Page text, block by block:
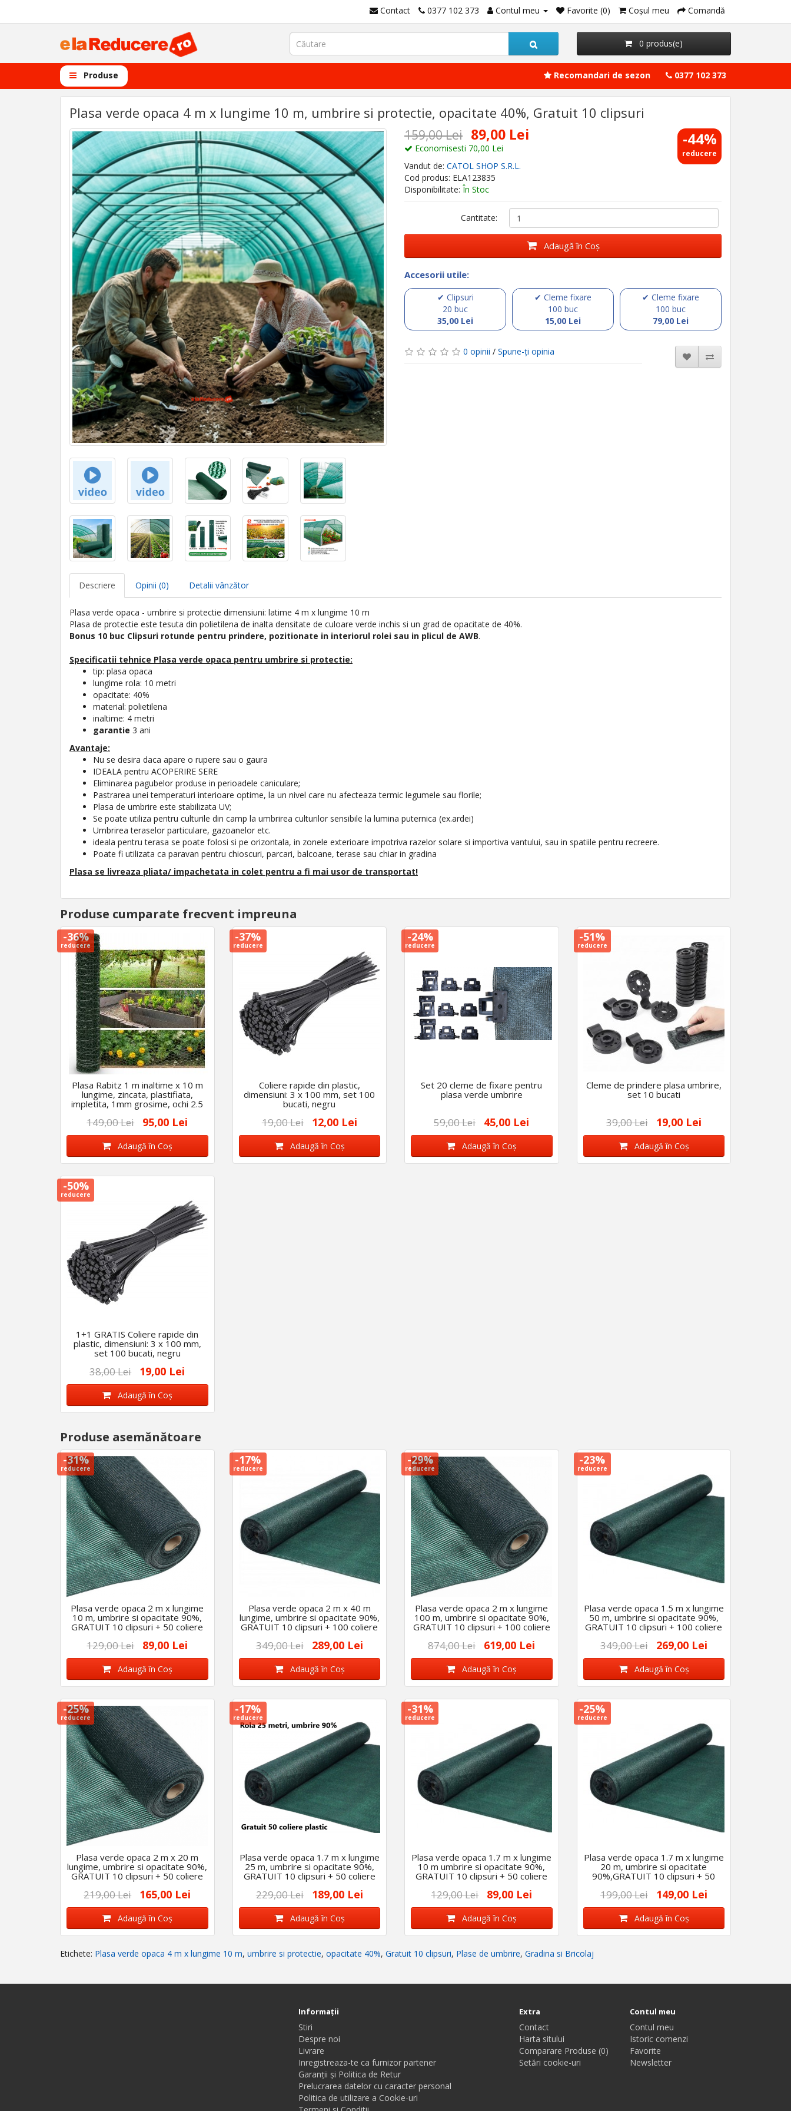
Contact 0377 102 373 Contul meu Favorite (0) Coşul meu Comandă
0 produs(e)
Produse Recomandari de sezon 0377 102 373
Plasa verde opaca 4 m x lungime 10 m, umbrire si protectie, opacitate 40%, Gratuit 10 clipsuri
-44%
reducere
159,00 Lei 89,00 Lei
Economisesti 70,00 Lei
Vandut de: CATOL SHOP S.R.L.
Cod produs: ELA123835
Disponibilitate: În Stoc
Cantitate:
Adaugă în Coş
Accesorii utile:
✔ Clipsuri
20 buc
35,00 Lei
✔ Cleme fixare
100 buc
15,00 Lei
✔ Cleme fixare
100 buc
79,00 Lei
0 opinii / Spune-ţi opinia
Descriere Opinii (0) Detalii vânzător
Plasa verde opaca - umbrire si protectie dimensiuni: latime 4 m x lungime 10 m
Plasa de protectie este tesuta din polietilena de inalta densitate de culoare verde inchis si un grad de opacitate de 40%.
Bonus 10 buc Clipsuri rotunde pentru prindere, pozitionate in interiorul rolei sau in plicul de AWB.
Specificatii tehnice Plasa verde opaca pentru umbrire si protectie:
tip: plasa opaca
lungime rola: 10 metri
opacitate: 40%
material: polietilena
inaltime: 4 metri
garantie 3 ani
Avantaje:
Nu se desira daca apare o rupere sau o gaura
IDEALA pentru ACOPERIRE SERE
Eliminarea pagubelor produse in perioadele caniculare;
Pastrarea unei temperaturi interioare optime, la un nivel care nu afecteaza termic legumele sau florile;
Plasa de umbrire este stabilizata UV;
Se poate utiliza pentru culturile din camp la umbrirea culturilor sensibile la lumina puternica (ex.ardei)
Umbrirea teraselor particulare, gazoanelor etc.
ideala pentru terasa se poate folosi si pe orizontala, in zonele exterioare impotriva razelor solare si importiva vantului, sau in spatiile pentru recreere.
Poate fi utilizata ca paravan pentru chioscuri, parcari, balcoane, terase sau chiar in gradina
Plasa se livreaza pliata/ impachetata in colet pentru a fi mai usor de transportat!
Produse cumparate frecvent impreuna
-36%
reducere
Plasa Rabitz 1 m inaltime x 10 m
lungime, zincata, plastifiata,
impletita, 1mm grosime, ochi 2.5
cm
149,00 Lei 95,00 Lei
Adaugă în Coş
-37%
reducere
Coliere rapide din plastic,
dimensiuni: 3 x 100 mm, set 100
bucati, negru
19,00 Lei 12,00 Lei
Adaugă în Coş
-24%
reducere
Set 20 cleme de fixare pentru
plasa verde umbrire
59,00 Lei 45,00 Lei
Adaugă în Coş
-51%
reducere
Cleme de prindere plasa umbrire,
set 10 bucati
39,00 Lei 19,00 Lei
Adaugă în Coş
-50%
reducere
1+1 GRATIS Coliere rapide din
plastic, dimensiuni: 3 x 100 mm,
set 100 bucati, negru
38,00 Lei 19,00 Lei
Adaugă în Coş
Produse asemănătoare
-31%
reducere
Plasa verde opaca 2 m x lungime
10 m, umbrire si opacitate 90%,
GRATUIT 10 clipsuri + 50 coliere
129,00 Lei 89,00 Lei
Adaugă în Coş
-17%
reducere
Plasa verde opaca 2 m x 40 m
lungime, umbrire si opacitate 90%,
GRATUIT 10 clipsuri + 100 coliere
349,00 Lei 289,00 Lei
Adaugă în Coş
-29%
reducere
Plasa verde opaca 2 m x lungime
100 m, umbrire si opacitate 90%,
GRATUIT 10 clipsuri + 100 coliere
874,00 Lei 619,00 Lei
Adaugă în Coş
-23%
reducere
Plasa verde opaca 1.5 m x lungime
50 m, umbrire si opacitate 90%,
GRATUIT 10 clipsuri + 100 coliere
349,00 Lei 269,00 Lei
Adaugă în Coş
-25%
reducere
Plasa verde opaca 2 m x 20 m
lungime, umbrire si opacitate 90%,
GRATUIT 10 clipsuri + 50 coliere
219,00 Lei 165,00 Lei
Adaugă în Coş
-17%
reducere
Plasa verde opaca 1.7 m x lungime
25 m, umbrire si opacitate 90%,
GRATUIT 10 clipsuri + 50 coliere
229,00 Lei 189,00 Lei
Adaugă în Coş
-31%
reducere
Plasa verde opaca 1.7 m x lungime
10 m umbrire si opacitate 90%,
GRATUIT 10 clipsuri + 50 coliere
129,00 Lei 89,00 Lei
Adaugă în Coş
-25%
reducere
Plasa verde opaca 1.7 m x lungime
20 m, umbrire si opacitate
90%,GRATUIT 10 clipsuri + 50
199,00 Lei 149,00 Lei
Adaugă în Coş
Etichete: Plasa verde opaca 4 m x lungime 10 m, umbrire si protectie, opacitate 40%, Gratuit 10 clipsuri, Plase de umbrire, Gradina si Bricolaj
Informaţii
Stiri
Despre noi
Livrare
Inregistreaza-te ca furnizor partener
Garanții și Politica de Retur
Prelucrarea datelor cu caracter personal
Politica de utilizare a Cookie-uri
Extra
Contact
Harta sitului
Comparare Produse (0)
Setări cookie-uri
Contul meu
Contul meu
Istoric comenzi
Favorite
Newsletter